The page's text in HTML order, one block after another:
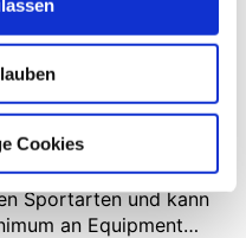
Cookies
Gelse
Sportarten und kann
an Equipment…